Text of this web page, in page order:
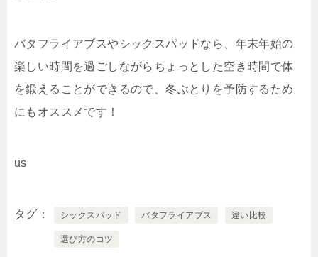
バタフライアブスやシックスパッドなら、年末年始の
楽しい時間を過ごしながらちょっとした空き時間で体
を鍛えることができるので、冬ぶとりを予防するため
にもオススメです！
us
タグ シックスパッド バタフライアブス 違い比較
選び方のコツ